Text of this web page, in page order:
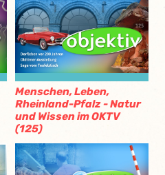
Menschen, Leben,
Rheinland-Pfalz - Natur
und Wissen im OKTV
(125)